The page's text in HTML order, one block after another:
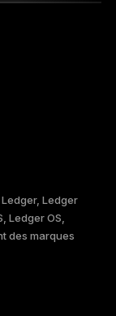
Ledger
Ledger OS,
des marques